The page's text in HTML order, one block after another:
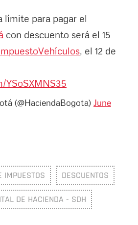
límite para pagar el
con descuento será el 15
, el 12 de
(@HaciendaBogota) June
IMPUESTOS DESCUENTOS
DE HACIENDA - SDH